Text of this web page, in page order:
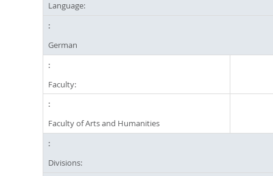
Language:
German
Faculty:
Faculty of Arts and Humanities
Divisions: